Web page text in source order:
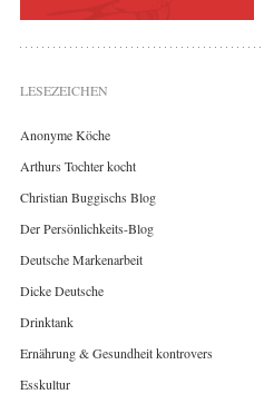
LESEZEICHEN
Anonyme Köche
Arthurs Tochter kocht
Christian Buggischs Blog
Der Persönlichkeits-Blog
Deutsche Markenarbeit
Dicke Deutsche
Drinktank
Ernährung & Gesundheit kontrovers
Esskultur